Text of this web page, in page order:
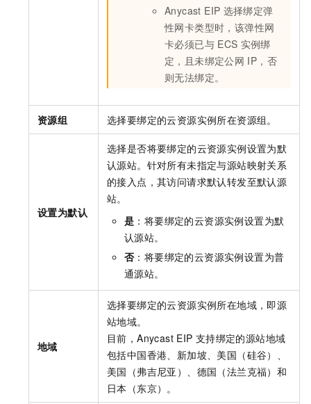
Anycast EIP 选择绑定弹
性网卡类型时，该弹性网
卡必须已与 ECS 实例绑
定，且未绑定公网 IP，否
则无法绑定。
资源组 选择要绑定的云资源实例所在资源组。
设置为默认
选择是否将要绑定的云资源实例设置为默
认源站。针对所有未指定与源站映射关系
的接入点，其访问请求默认转发至默认源
站。
是 ：将要绑定的云资源实例设置为默
认源站。
否：将要绑定的云资源实例设置为普
通源站。
地域
选择要绑定的云资源实例所在地域，即源
站地域。
目前，Anycast EIP 支持绑定的源站地域
包括中国香港、新加坡、美国（硅谷）、
美国（弗吉尼亚）、德国（法兰克福）和
日本（东京） 。